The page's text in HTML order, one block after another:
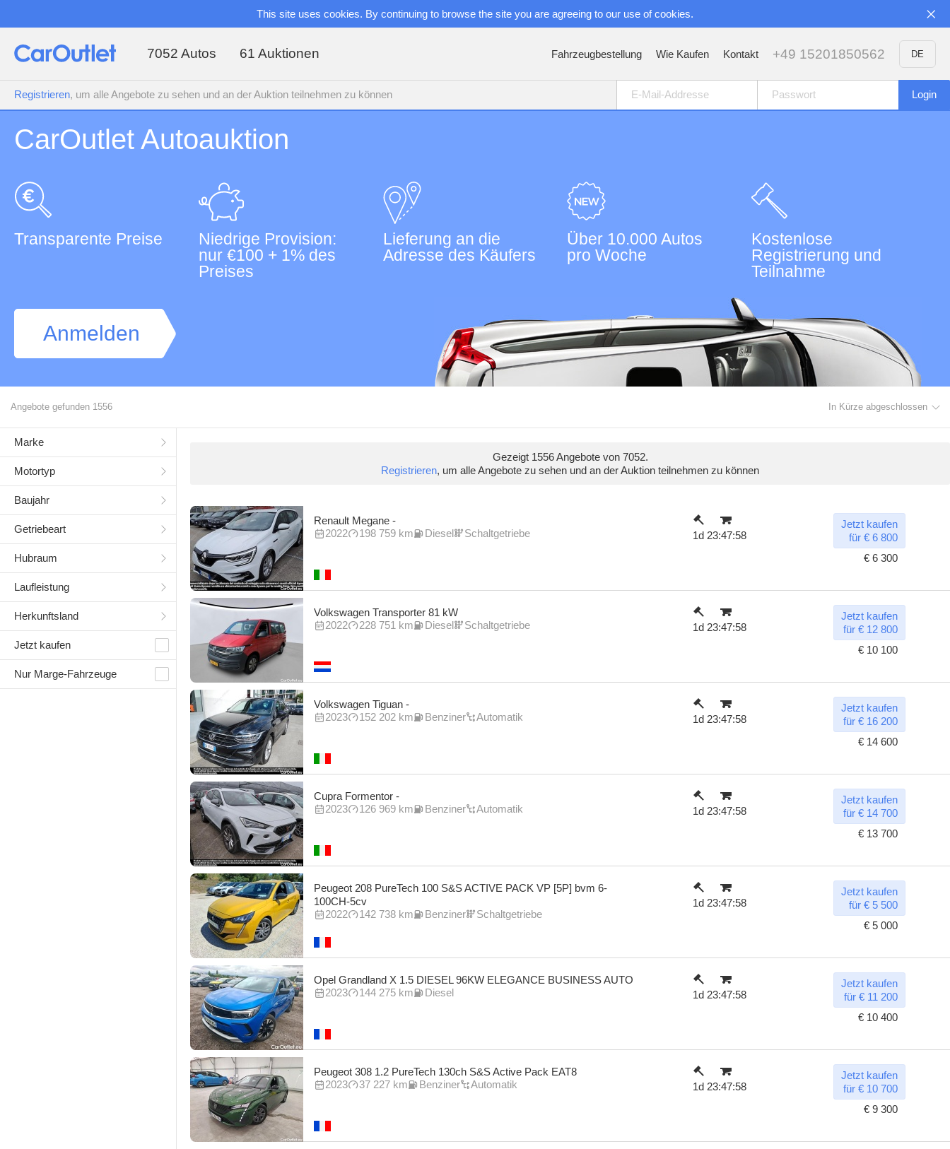
This site uses cookies. By continuing to browse the site you are agreeing to our use of cookies.
7052 Autos 61 Auktionen Fahrzeugbestellung Wie Kaufen Kontakt +49 15201850562 DE
Registrieren, um alle Angebote zu sehen und an der Auktion teilnehmen zu können
Anmelden
CarOutlet Autoauktion
Transparente Preise
Niedrige Provision:
nur €100 + 1% des
Preises
Lieferung an die
Adresse des Käufers
Über 10.000 Autos
pro Woche
Kostenlose
Registrierung und
Teilnahme
Angebote gefunden 1556 In Kürze abgeschlossen
Marke
Motortyp
Baujahr
Getriebeart
Hubraum
Laufleistung
Herkunftsland
Jetzt kaufen
Nur Marge-Fahrzeuge
Gezeigt 1556 Angebote von 7052.
Registrieren, um alle Angebote zu sehen und an der Auktion teilnehmen zu können
Renault Megane -
2022
198 759 km Diesel Schaltgetriebe 1d 23:47:57
Jetzt kaufen
für € 6 800
€ 6 300
Volkswagen Transporter 81 kW
2022
228 751 km Diesel Schaltgetriebe 1d 23:47:57
Jetzt kaufen
für € 12 800
€ 10 100
Volkswagen Tiguan -
2023
152 202 km Benziner Automatik 1d 23:47:57
Jetzt kaufen
für € 16 200
€ 14 600
Cupra Formentor -
2023
126 969 km Benziner Automatik 1d 23:47:57
Jetzt kaufen
für € 14 700
€ 13 700
Peugeot 208 PureTech 100 S&S ACTIVE PACK VP [5P] bvm 6-
100CH-5cv
2022
142 738 km Benziner Schaltgetriebe
1d 23:47:57
Jetzt kaufen
für € 5 500
€ 5 000
Opel Grandland X 1.5 DIESEL 96KW ELEGANCE BUSINESS AUTO
2023
144 275 km Diesel 1d 23:47:57
Jetzt kaufen
für € 11 200
€ 10 400
Peugeot 308 1.2 PureTech 130ch S&S Active Pack EAT8
2023
37 227 km Benziner Automatik 1d 23:47:57
Jetzt kaufen
für € 10 700
€ 9 300